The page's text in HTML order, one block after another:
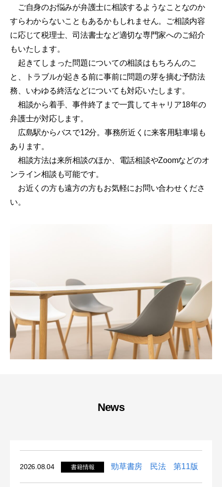
ご自身のお悩みが弁護士に相談するようなことなのか
すらわからないこともあるかもしれません。ご相談内容
に応じて税理士、司法書士など適切な専門家へのご紹介
もいたします。
起きてしまった問題についての相談はもちろんのこ
と、トラブルが起きる前に事前に問題の芽を摘む予防法
務、いわゆる終活などについても対応いたします。
相談から着手、事件終了まで一貫してキャリア18年の
弁護士が対応します。
広島駅からバスで12分。事務所近くに来客用駐車場も
あります。
相談方法は来所相談のほか、電話相談やZoomなどのオ
ンライン相談も可能です。
お近くの方も遠方の方もお気軽にお問い合わせくださ
い。
News
2026.08.04 書籍情報 勁草書房 民法 第11版